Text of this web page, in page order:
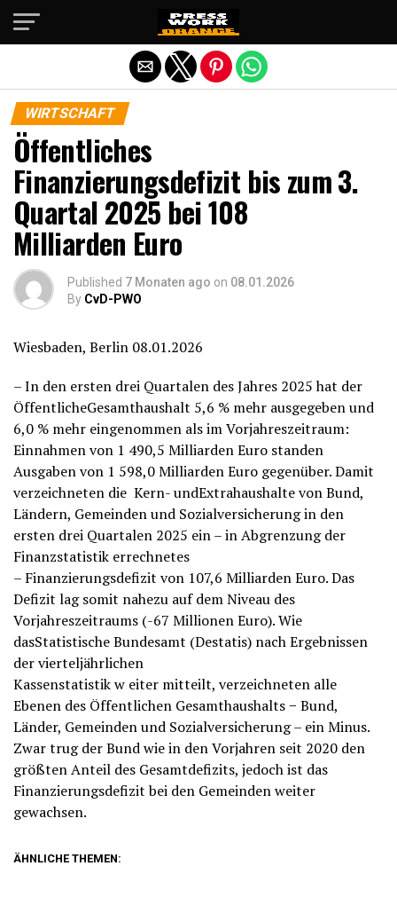
WIRTSCHAFT
Öffentliches
Finanzierungsdefizit bis zum 3.
Quartal 2025 bei 108
Milliarden Euro
Published 7 Monaten ago on 08.01.2026
By CvD-PWO
Wiesbaden, Berlin 08.01.2026
– In den ersten drei Quartalen des Jahres 2025 hat der
ÖffentlicheGesamthaushalt 5,6 % mehr ausgegeben und
6,0 % mehr eingenommen als im Vorjahreszeitraum:
Einnahmen von 1 490,5 Milliarden Euro standen
Ausgaben von 1 598,0 Milliarden Euro gegenüber. Damit
verzeichneten die Kern- undExtrahaushalte von Bund,
Ländern, Gemeinden und Sozialversicherung in den
ersten drei Quartalen 2025 ein – in Abgrenzung der
Finanzstatistik errechnetes
– Finanzierungsdefizit von 107,6 Milliarden Euro. Das
Defizit lag somit nahezu auf dem Niveau des
Vorjahreszeitraums (-67 Millionen Euro). Wie
dasStatistische Bundesamt (Destatis) nach Ergebnissen
der vierteljährlichen
Kassenstatistik w eiter mitteilt, verzeichneten alle
Ebenen des Öffentlichen Gesamthaushalts − Bund,
Länder, Gemeinden und Sozialversicherung – ein Minus.
Zwar trug der Bund wie in den Vorjahren seit 2020 den
größten Anteil des Gesamtdefizits, jedoch ist das
Finanzierungsdefizit bei den Gemeinden weiter
gewachsen.
ÄHNLICHE THEMEN:
Die mobile Version verlassen